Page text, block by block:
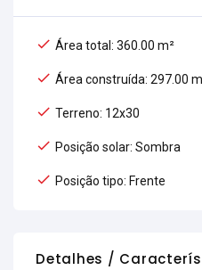
Área total: 360.00 m²
Área construída: 297.00
Terreno: 12x30
Posição solar: Sombra
Posição tipo: Frente
Detalhes /